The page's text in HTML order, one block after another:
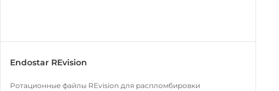
Endostar REvision
Ротационные файлы REvision для распломбировки